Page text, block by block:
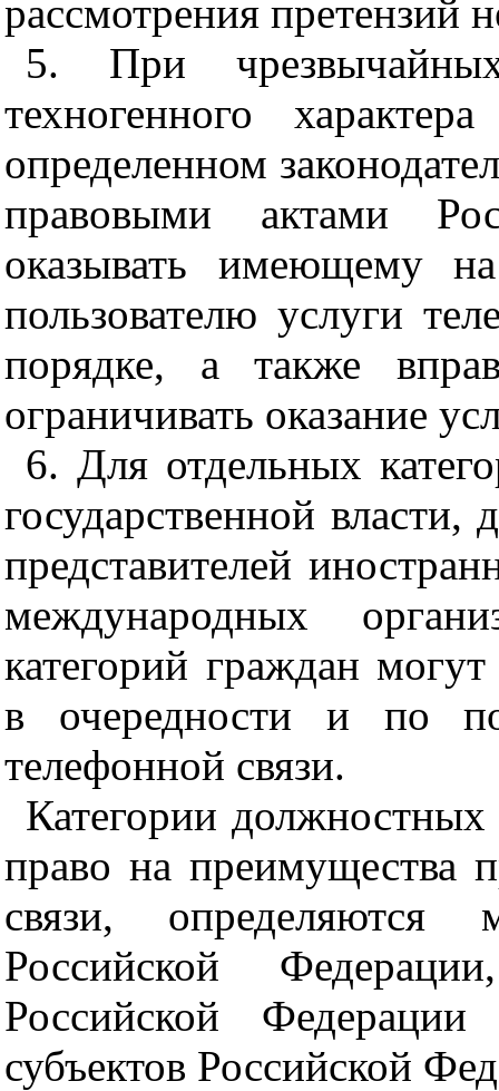
рассмотрения претензий
5. При
техногенного
определенном
правовыми актами
оказывать имеющему
пользователю услуги
порядке, а также
ограничивать оказание
6. Для отдельных
государственной власти,
представителей
международных
категорий граждан
в очередности и по
телефонной связи.
Категории
право на преимущества
связи, определяются
Российской
Российской
субъектов Российской